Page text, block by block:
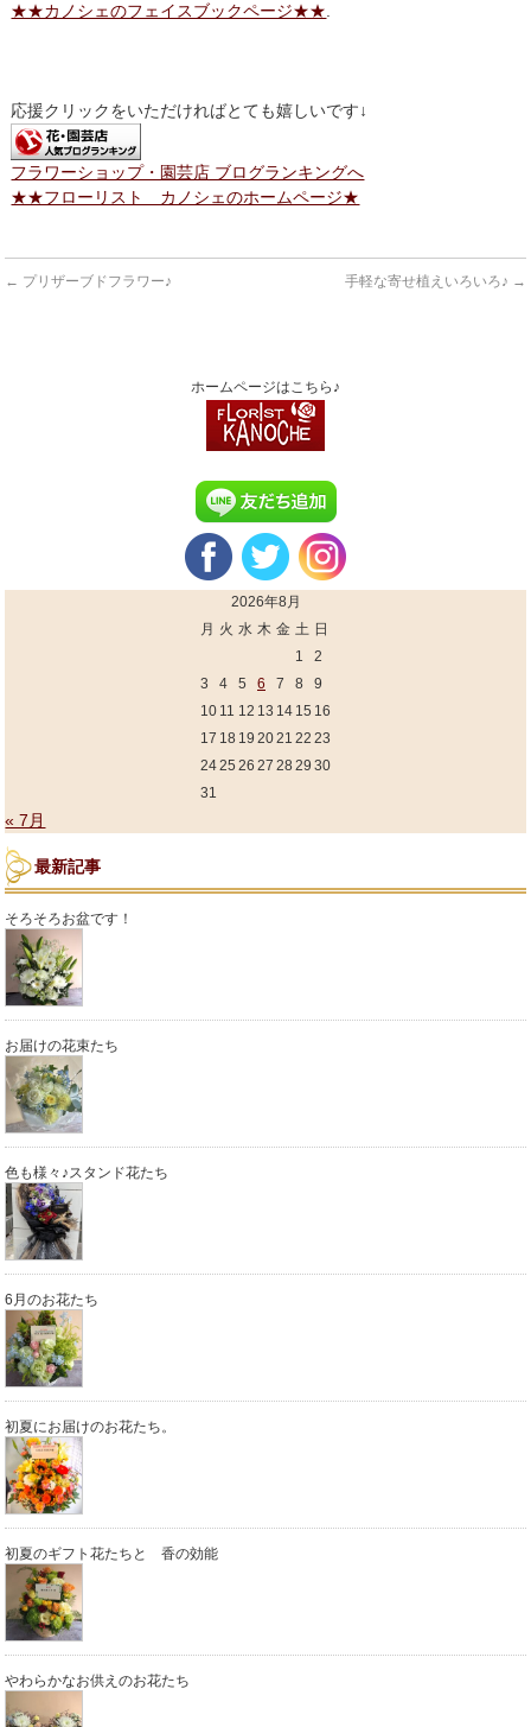
★★カノシェのフェイスブックページ★★
応援クリックをいただければとても嬉しいです↓
フラワーショップ・園芸店 ブログランキングへ
★★フローリスト カノシェのホームページ★
← プリザーブドフラワー♪ 手軽な寄せ植えいろいろ♪ →
ホームページはこちら♪
2026年8月
月 火 水 木 金 土 日
1
2
3
4 5 6 7 8
9
10 11 12 13 14 15 16
17 18 19 2021 22 23
2425 26 27 28 29 30
31
« 7月
最新記事
そろそろお盆です！
お届けの花束たち
色も様々♪スタンド花たち
6月のお花たち
初夏にお届けのお花たち。
初夏のギフト花たちと 香の効能
やわらかなお供えのお花たち